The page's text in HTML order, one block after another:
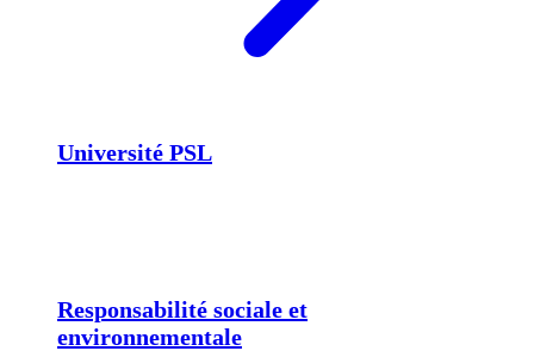
Université PSL
Responsabilité sociale et
environnementale